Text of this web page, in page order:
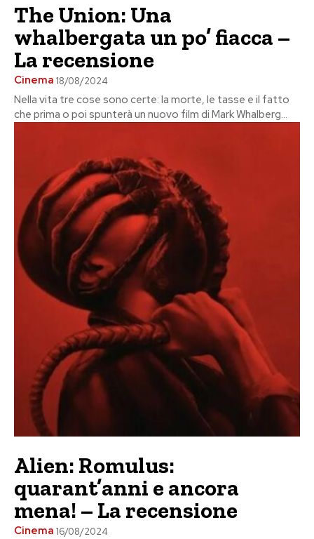
The Union: Una
whalbergata un po’ fiacca –
La recensione
Cinema 18/08/2024
Nella vita tre cose sono certe: la morte, le tasse e il fatto
che prima o poi spunterà un nuovo film di Mark Whalberg...
Alien: Romulus:
quarant’anni e ancora
mena! – La recensione
Cinema 16/08/2024